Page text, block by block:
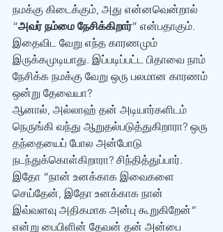
நமக்கு கிடைக்கும், அது என்னவென்றால்
“அவர் நம்மை நேசிக்கிறார்” என்பதாகும்.
இதைவிட வேறு எந்த காரணமும்
இருக்கமுடியாது. இப்படிப்பட்ட பிதாவை நாம்
நேசிக்க நமக்கு வேறு ஒரு பலமான காரணம்
ஒன்று தேவையா?
ஆனால், அல்லாஹ் தன் அடியார்களிடம்
நெருங்கி வந்து ஆறுதல்படுத்துகிறாரா? ஒரு
தந்தையைப் போல அன்போடு
நடந்துக்கொள்கிறாரா? சிந்தித்துப்பார்.
இதோ “நான் உனக்காக இவைகளை
செய்தேன், இதோ உனக்காக நான்
இவ்வளவு அதிகமாக அன்பு கூறுகிறேன்”
என்று பைபிளின் தேவன் தன் அன்பை